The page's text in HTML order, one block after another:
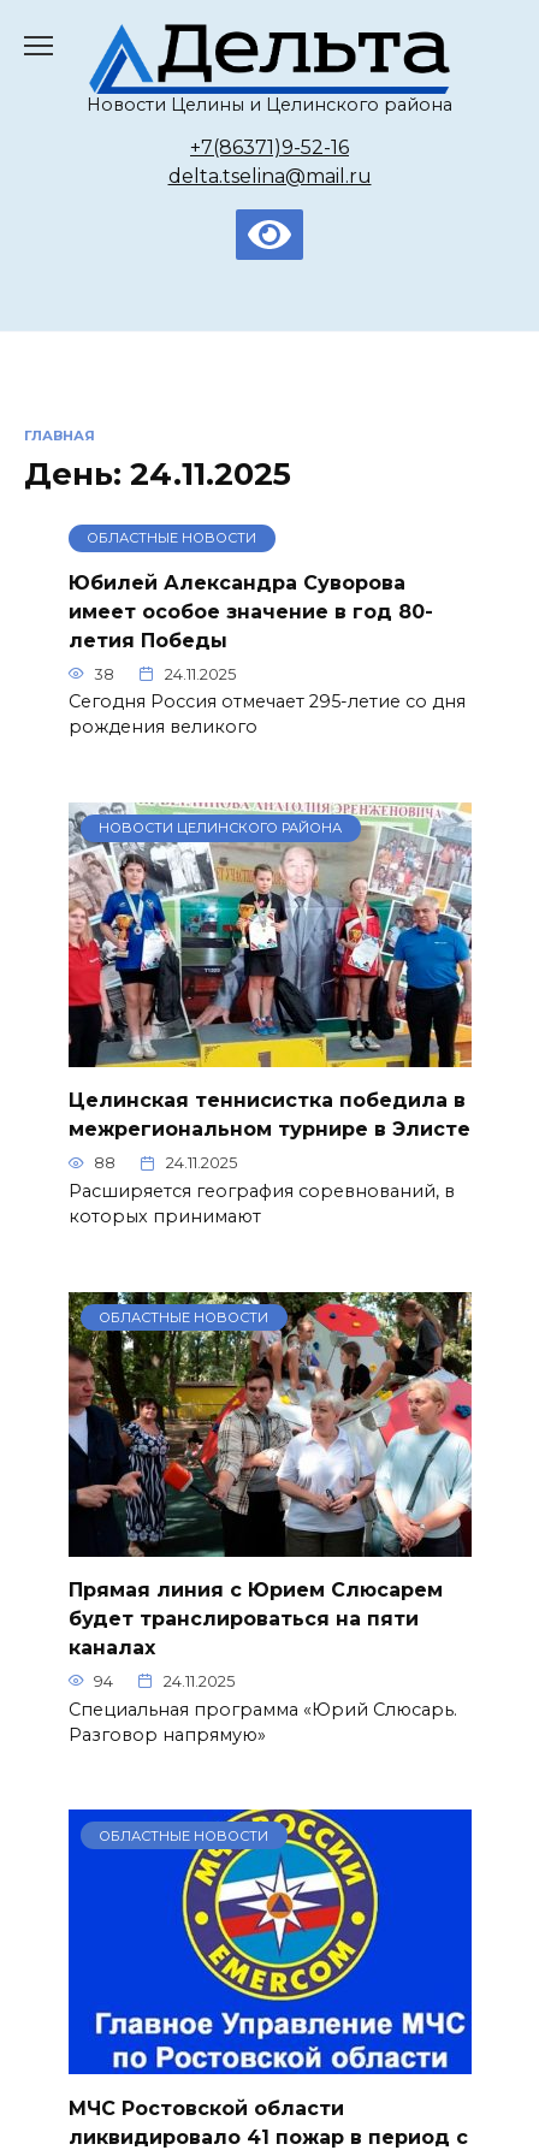
содержанию
Новости Целины и Целинского района
+7(86371)9-52-16
delta.tselina@mail.ru
ГЛАВНАЯ
День: 24.11.2025
ОБЛАСТНЫЕ НОВОСТИ
Юбилей Александра Суворова
имеет особое значение в год 80-
летия Победы
38 24.11.2025
Сегодня Россия отмечает 295-летие со дня
рождения великого
НОВОСТИ ЦЕЛИНСКОГО РАЙОНА
Целинская теннисистка победила в
межрегиональном турнире в Элисте
88 24.11.2025
Расширяется география соревнований, в
которых принимают
ОБЛАСТНЫЕ НОВОСТИ
Прямая линия с Юрием Слюсарем
будет транслироваться на пяти
каналах
94 24.11.2025
Специальная программа «Юрий Слюсарь.
Разговор напрямую»
ОБЛАСТНЫЕ НОВОСТИ
МЧС Ростовской области
ликвидировало 41 пожар в период с